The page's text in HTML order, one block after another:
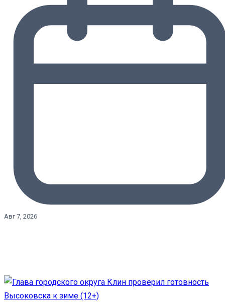
Авг 7, 2026